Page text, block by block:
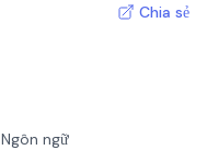
Chia sẻ
Ngôn ngữ